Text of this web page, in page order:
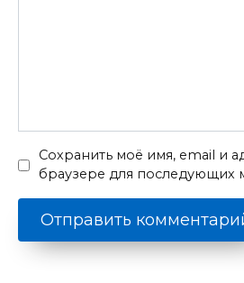
Сохранить моё имя, email и
браузере для последующих